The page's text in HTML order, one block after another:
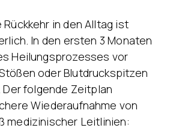
in den Alltag ist
In den ersten 3 Monaten
Heilungsprozesses vor
oder Blutdruckspitzen
folgende Zeitplan
Wiederaufnahme von
medizinischer Leitlinien: